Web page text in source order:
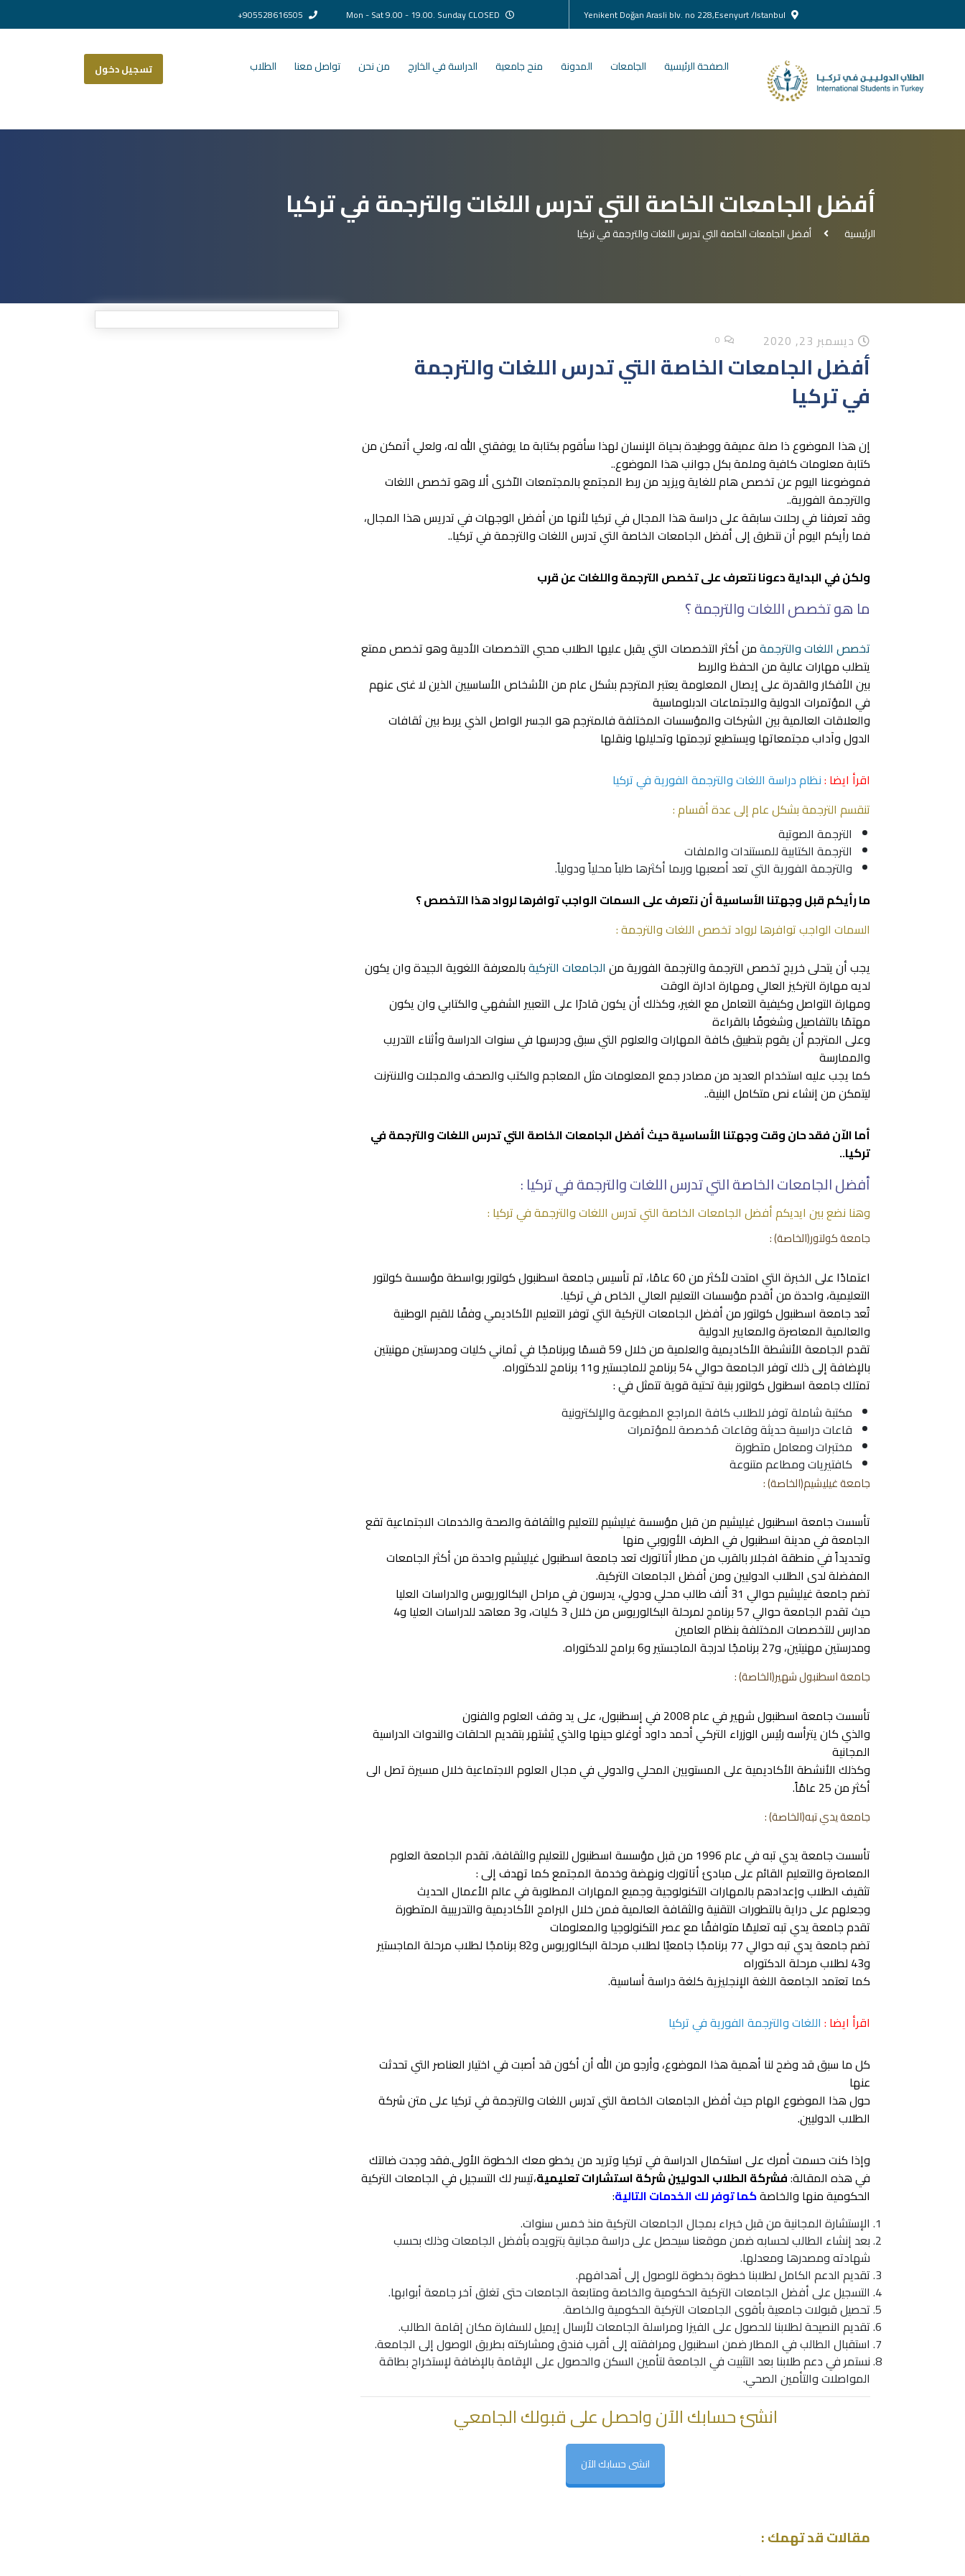
الصفحة الرئيسية الجامعات المدونة منح جامعية الدراسة في الخارج من نحن تواصل معنا الطلاب تسجيل دخول
أفضل الجامعات الخاصة التي تدرس اللغات والترجمة في تركيا
الرئيسية أفضل الجامعات الخاصة التي تدرس اللغات والترجمة في تركيا
ديسمبر 23, 2020 0
أفضل الجامعات الخاصة التي تدرس اللغات والترجمة
في تركيا
إن هذا الموضوع ذا صلة عميقة ووطيدة بحياة الإنسان لهذا سأقوم بكتابة ما يوفقني الله له، ولعلي أتمكن من
كتابة معلومات كافية وملمة بكل جوانب هذا الموضوع..
فموضوعنا اليوم عن تخصص هام للغاية ويزيد من ربط المجتمع بالمجتمعات الاّخرى ألا وهو تخصص اللغات
والترجمة الفورية..
وقد تعرفنا في رحلات سابقة على دراسة هذا المجال في تركيا لأنها من أفضل الوجهات في تدريس هذا المجال،
فما رأيكم اليوم أن نتطرق إلى أفضل الجامعات الخاصة التي تدرس اللغات والترجمة في تركيا..
ولكن في البداية دعونا نتعرف على تخصص الترجمة واللغات عن قرب
ما هو تخصص اللغات والترجمة ؟
تخصص اللغات والترجمةمن أكثر التخصصات التي يقبل عليها الطلاب محبي التخصصات الأدبية وهو تخصص ممتع
يتطلب مهارات عالية من الحفظ والربط
بين الأفكار والقدرة على إيصال المعلومة يعتبر المترجم بشكل عام من الأشخاص الأساسيين الذين لا غنى عنهم
في المؤتمرات الدولية والاجتماعات الدبلوماسية
والعلاقات العالمية بين الشركات والمؤسسات المختلفة فالمترجم هو الجسر الواصل الذي يربط بين ثقافات
الدول وآداب مجتمعاتها ويستطيع ترجمتها وتحليلها ونقلها
اقرأ ايضا :نظام دراسة اللغات والترجمة الفورية في تركيا
تنقسم الترجمة بشكل عام إلى عدة أقسام :
الترجمة الصوتية
الترجمة الكتابية للمستندات والملفات
والترجمة الفورية التي تعد أصعبها وربما أكثرها طلباً محلياً ودولياً.
ما رأيكم قبل وجهتنا الأساسية أن نتعرف على السمات الواجب توافرها لرواد هذا التخصص ؟
السمات الواجب توافرها لرواد تخصص اللغات والترجمة :
يجب أن يتحلى خريج تخصص الترجمة والترجمة الفورية من الجامعات التركيةبالمعرفة اللغوية الجيدة وان يكون
لديه مهارة التركيز العالي ومهارة ادارة الوقت
ومهارة التواصل وكيفية التعامل مع الغير، وكذلك أن يكون قادرًا على التعبير الشفهي والكتابي وان يكون
مهتمًا بالتفاصيل وشغوفًا بالقراءة
وعلى المترجم أن يقوم بتطبيق كافة المهارات والعلوم التي سبق ودرسها في سنوات الدراسة وأثناء التدريب
والممارسة
كما يجب عليه استخدام العديد من مصادر جمع المعلومات مثل المعاجم والكتب والصحف والمجلات والانترنت
ليتمكن من إنشاء نص متكامل البنية..
أما الاّن فقد حان وقت وجهتنا الأساسية حيث أفضل الجامعات الخاصة التي تدرس اللغات والترجمة في
تركيا..
أفضل الجامعات الخاصة التي تدرس اللغات والترجمة في تركيا :
وهنا نضع بين ايديكم أفضل الجامعات الخاصة التي تدرس اللغات والترجمة في تركيا :
جامعة كولتور(الخاصة) :
اعتمادًا على الخبرة التي امتدت لأكثر من 60 عامًا، تم تأسيس جامعة اسطنبول كولتور بواسطة مؤسسة كولتور
التعليمية، واحدة من أقدم مؤسسات التعليم العالي الخاص في تركيا.
تُعد جامعة اسطنبول كولتور من أفضل الجامعات التركية التي توفر التعليم الأكاديمي وفقًا للقيم الوطنية
والعالمية المعاصرة والمعايير الدولية
تقدم الجامعة الأنشطة الأكاديمية والعلمية من خلال 59 قسمًا وبرنامجًا في ثماني كليات ومدرستين مهنيتين
بالإضافة إلى ذلك توفر الجامعة حوالي 54 برنامج للماجستير و11 برنامج للدكتوراه.
تمتلك جامعة اسطنول كولتور بنية تحتية قوية تتمثل في :
مكتبة شاملة توفر للطلاب كافة المراجع المطبوعة والإلكترونية
قاعات دراسية حديثة وقاعات مُخصصة للمؤتمرات
مختبرات ومعامل متطورة
كافتيريات ومطاعم متنوعة
جامعة غيليشيم(الخاصة) :
تأسست جامعة اسطنبول غيليشيم من قبل مؤسسة غيليشيم للتعليم والثقافة والصحة والخدمات الاجتماعية تقع
الجامعة في مدينة اسطنبول في الطرف الأوروبي منها
وتحديداً في منطقة افجلار بالقرب من مطار أتاتورك تعد جامعة اسطنبول غيليشيم واحدة من أكثر الجامعات
المفضلة لدى الطلاب الدوليين ومن أفضل الجامعات التركية.
تضم جامعة غيليشيم حوالي 31 ألف طالب محلي ودولي، يدرسون في مراحل البكالوريوس والدراسات العليا
حيث تقدم الجامعة حوالي 57 برنامج لمرحلة البكالوريوس من خلال 3 كليات، و3 معاهد للدراسات العليا و4
مدارس للتخصصات المختلفة بنظام العامين
ومدرستين مهنيتين، و27 برنامجًا لدرجة الماجستير و6 برامج للدكتوراه.
جامعة اسطنبول شهير(الخاصة) :
تأسست جامعة اسطنبول شهير في عام 2008 في إسطنبول، على يد وقف العلوم والفنون
والذي كان يترأسه رئيس الوزراء التركي أحمد داود أوغلو حينها والذي يُشتهر بتقديم الحلقات والندوات الدراسية
المجانية
وكذلك الأنشطة الأكاديمية على المستويين المحلي والدولي في مجال العلوم الاجتماعية خلال مسيرة تصل الى
أكثر من 25 عامًاً.
جامعة يدي تبه(الخاصة) :
تأسست جامعة يدي تبه في عام 1996 من قبل مؤسسة اسطنبول للتعليم والثقافة، تقدم الجامعة العلوم
المعاصرة والتعليم القائم على مبادئ أتاتورك ونهضة وخدمة المجتمع كما تهدف إلى :
تثقيف الطلاب وإعدادهم بالمهارات التكنولوجية وجميع المهارات المطلوبة في عالم الأعمال الحديث
وجعلهم على دراية بالتطورات التقنية والثقافة العالمية فمن خلال البرامج الأكاديمية والتدريبية المتطورة
تقدم جامعة يدي تبه تعليمًا متوافقًا مع عصر التكنولوجيا والمعلومات
تضم جامعة يدي تبه حوالي 77 برنامجًا جامعيًا لطلاب مرحلة البكالوريوس و82 برنامجًا لطلاب مرحلة الماجستير
و43 لطلاب مرحلة الدكتوراه
كما تعتمد الجامعة اللغة الإنجليزية كلغة دراسة أساسية.
اقرأ ايضا : اللغات والترجمة الفورية في تركيا
كل ما سبق قد وضح لنا أهمية هذا الموضوع، وأرجو من الله أن أكون قد أصبت في اختيار العناصر التي تحدثت
عنها
حول هذا الموضوع الهام حيث أفضل الجامعات الخاصة التي تدرس اللغات والترجمة في تركيا على متن شركة
الطلاب الدوليين.
وإذا كنت حسمت أمرك على استكمال الدراسة في تركيا وتريد من يخطو معك الخطوة الأولى.فقد وجدت ضالتك
في هذه المقالة:فشركة الطلاب الدوليين شركة استشارات تعليمية،تيسر لك التسجيل في الجامعات التركية
الحكومية منها والخاصةكما توفر لك الخدمات التالية:
الإستشارة المجانية من قبل خبراء بمجال الجامعات التركية منذ خمس سنوات.
بعد إنشاء الطالب لحسابه ضمن موقعنا سيحصل على دراسة مجانية بتزويده بأفضل الجامعات وذلك بحسب
شهادته ومصدرها ومعدلها.
تقديم الدعم الكامل لطلابنا خطوة بخطوة للوصول إلى أهدافهم.
التسجيل على أفضل الجامعات التركية الحكومية والخاصة ومتابعة الجامعات حتى تغلق آخر جامعة أبوابها.
تحصيل قبولات جامعية بأقوى الجامعات التركية الحكومية والخاصة.
تقديم النصيحة لطلابنا للحصول على الفيزا ومراسلة الجامعات لأرسال إيميل للسفارة مكان إقامة الطالب.
استقبال الطالب في المطار ضمن اسطنبول ومرافقته إلى أقرب فندق ومشاركته بطريق الوصول إلى الجامعة.
نستمر في دعم طلابنا بعد التثبيت في الجامعة لتأمين السكن والحصول على الإقامة بالإضافة لإستخراج بطاقة
المواصلات والتأمين الصحي.
انشئ حسابك الآن واحصل على قبولك الجامعي
انشى حسابك الآن
مقالات قد تهمك :